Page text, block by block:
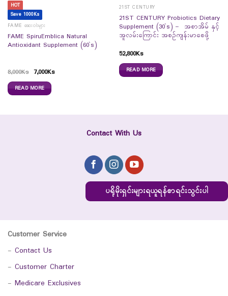
HOT
Save 1000Ks
FAME ဆေးဝါးများ
FAME SpiruEmblica Natural
Antioxidant Supplement (60`s)
8,000Ks 7,000Ks
READ MORE
21ST CENTURY
21ST CENTURY Probiotics Dietary
Supplement (30`s) – အစာအိမ် နှင့်
အူလမ်းကြောင်း အစဉ်ကျန်းမာစေဖို့
52,800Ks
READ MORE
Contact With Us
ပရိုမိုးရှင်းများရယူရန်စာရင်းသွင်းပါ
Customer Service
- Contact Us
- Customer Charter
- Medicare Exclusives